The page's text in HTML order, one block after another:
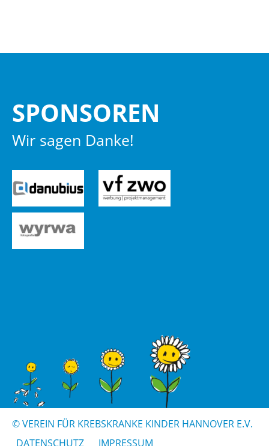
SPON­SO­REN
Wir sagen Danke!
© VER­EIN FÜR KREBS­KRAN­KE KIN­DER HAN­NO­VER E.V.
DA­TEN­SCHUTZ
IM­PRES­SUM